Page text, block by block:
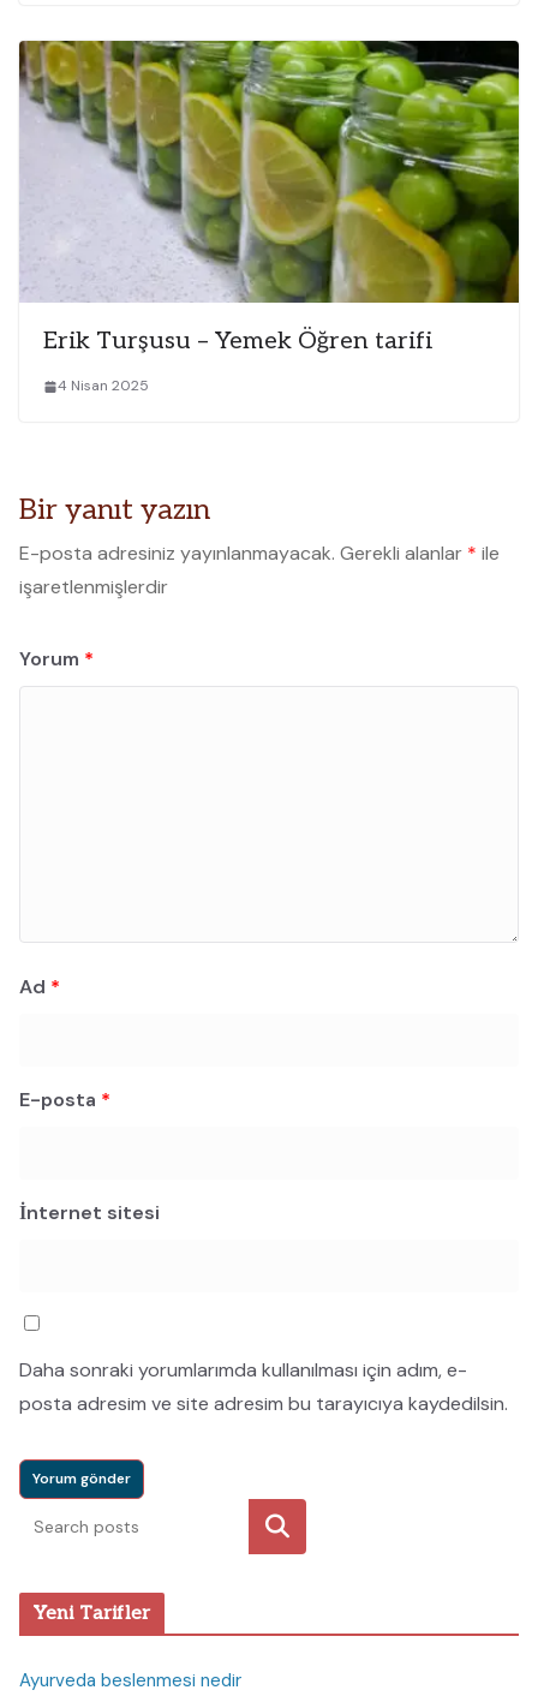
Erik Turşusu – Yemek Öğren tarifi
4 Nisan 2025
Bir yanıt yazın
E-posta adresiniz yayınlanmayacak. Gerekli alanlar * ile
işaretlenmişlerdir
Yorum *
Ad *
E-posta *
İnternet sitesi
Daha sonraki yorumlarımda kullanılması için adım, e-
posta adresim ve site adresim bu tarayıcıya kaydedilsin.
Ara
Yeni Tarifler
Ayurveda beslenmesi nedir